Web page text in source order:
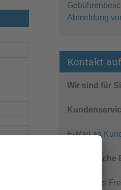
Abmeldung
Kontakt
Wir sind für
E-Mail an
Montag bis